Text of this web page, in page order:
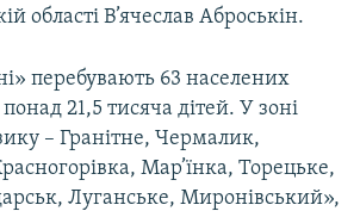
КРИМУ
області В’ячеслав Аброськін.
перебувають 63 населених
21,5 тисяча дітей. У зоні
– Гранітне, Чермалик,
Мар’їнка, Торецьке,
Луганське, Миронівський»,